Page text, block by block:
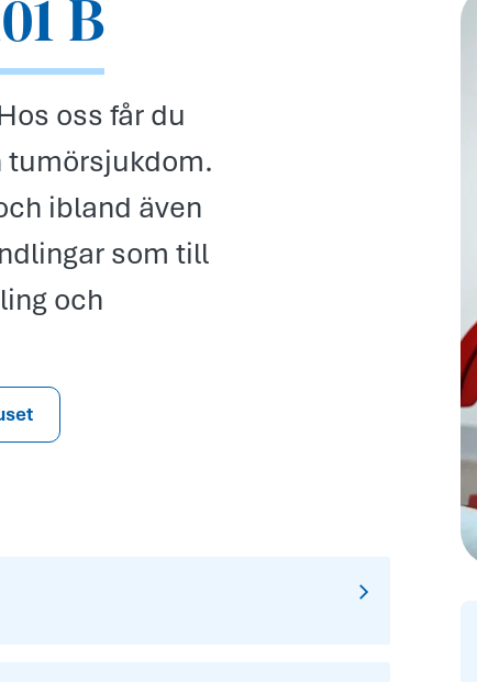
B
oss får du
tumörsjukdom.
ibland även
som till
och